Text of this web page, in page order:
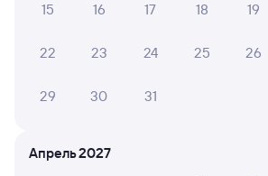
15 16 17 18 19
22 23 24 25 26
29 30 31
Апрель 2027